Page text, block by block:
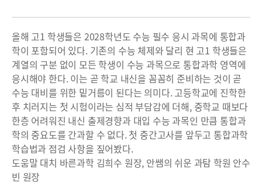
올해 고1 학생들은 2028학년도 수능 필수 응시 과목에 통합과
학이 포함되어 있다. 기존의 수능 체제와 달리 현 고1 학생들은
계열의 구분 없이 모든 학생이 수능 과목으로 통합과학 영역에
응시해야 한다. 이는 곧 학교 내신을 꼼꼼히 준비하는 것이 곧
수능 대비를 위한 밑거름이 된다는 의미다. 고등학교에 진학한
후 치러지는 첫 시험이라는 심적 부담감에 더해, 중학교 때보다
한층 어려워진 내신 출제경향과 대입 수능 과목인 만큼 통합과
학의 중요도를 간과할 수 없다. 첫 중간고사를 앞두고 통합과학
학습법과 점검 사항을 짚어봤다.
도움말 대치 바른과학 김희수 원장, 안쌤의 쉬운 과탐 학원 안수
빈 원장